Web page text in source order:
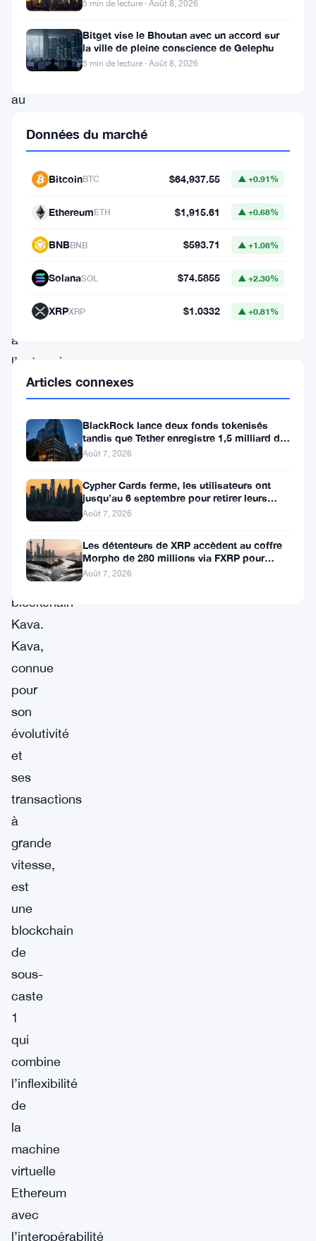
stablecoin
plus
au
dévoilé
d’apporter
des
américains
à
l’entreprise.
bone
rattaché
Tether
commemoratives(
USDT)
blockchain
Kava.
Kava,
connue
pour
son
évolutivité
et
ses
transactions
à
grande
vitesse,
est
une
blockchain
de
sous-
caste
1
qui
combine
l’inflexibilité
de
la
machine
virtuelle
Ethereum
avec
l’interopérabilité
5 min de lecture · Août 8, 2026
Bitget vise le Bhoutan avec un accord sur
la ville de pleine conscience de Gelephu
5 min de lecture · Août 8, 2026
Données du marché
BitcoinBTC $64,937.55 ▲ +0.91%
EthereumETH $1,915.61 ▲ +0.68%
BNBBNB $593.71 ▲ +1.08%
SolanaSOL $74.5855 ▲ +2.30%
XRPXRP $1.0332 ▲ +0.81%
Articles connexes
BlackRock lance deux fonds tokenisés
tandis que Tether enregistre 1,5 milliard de
bénéfices au T2
Août 7, 2026
Cypher Cards ferme, les utilisateurs ont
jusqu’au 6 septembre pour retirer leurs
fonds
Août 7, 2026
Les détenteurs de XRP accèdent au coffre
Morpho de 280 millions via FXRP pour
emprunter des RLUSD
Août 7, 2026